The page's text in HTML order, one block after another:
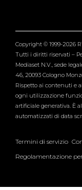
Verissimo
Copyright © 1999-2026
Tutti i diritti riservati –
Mediaset N.V., sede
46, 20093 Cologno
Rispetto ai contenuti e
ogni utilizzazione
artificiale generativa. È
automatizzati di data
Termini di servizio
Regolamentazione